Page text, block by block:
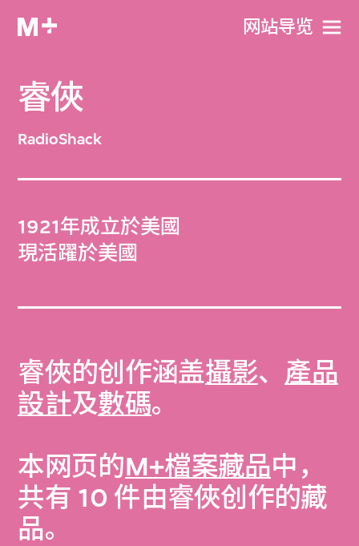
网站导览
睿俠
RadioShack
1921年成立於美國
現活躍於美國
睿俠的创作涵盖攝影、 產品
設計及數碼。
本网页的M+檔案藏品中，
共有 10 件由睿俠创作的藏
品。